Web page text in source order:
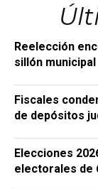
Reelección
sillón municipal
Fiscales
de depósitos
Elecciones
electorales de